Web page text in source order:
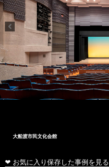
大船渡市民文化会館
❤ お気に入り保存した事例を見る